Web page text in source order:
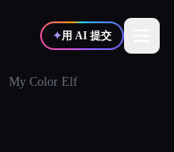
✦用 AI 提交
My Color Elf